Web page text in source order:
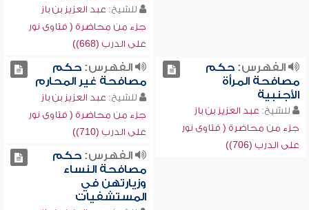
للشيخ: عبد العزيز بن باز
جزء من محاضرة ( فتاوى نور
على الدرب (668))
الفهرس:حكم
مصافحة المرأة
الأجنبية
للشيخ: عبد العزيز بن باز
جزء من محاضرة ( فتاوى نور
على الدرب (706))
الفهرس:حكم
مصافحة غير المحارم
للشيخ: عبد العزيز بن باز
جزء من محاضرة ( فتاوى نور
على الدرب (710))
الفهرس:حكم
مصافحة النساء
وزيارتهن في
المستشفيات